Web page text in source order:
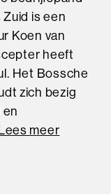
is een
Koen van
heeft
Het Bossche
zich bezig
en
Lees meer